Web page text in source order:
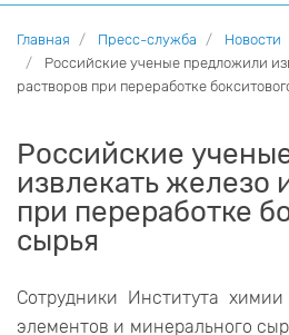
Главная Пресс-служба Новости
Российские ученые предложили
растворов при переработке
Российские
извлекать железо
при переработке
сырья
Сотрудники Института
элементов и минерального